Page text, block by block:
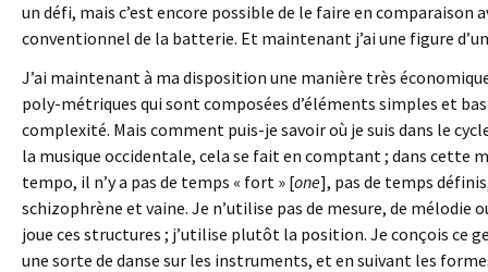
un défi, mais c’est encore possible de le faire en comparaison
conventionnel de la batterie. Et maintenant j’ai une figure
J’ai maintenant à ma disposition une manière très
poly-métriques qui sont composées d’éléments simples et
complexité. Mais comment puis-je savoir où je suis dans le
la musique occidentale, cela se fait en comptant ; dans cette
tempo, il n’y a pas de temps « fort » [one], pas de temps
schizophrène et vaine. Je n’utilise pas de mesure, de
joue ces structures ; j’utilise plutôt la position. Je conçois ce
une sorte de danse sur les instruments, et en suivant les